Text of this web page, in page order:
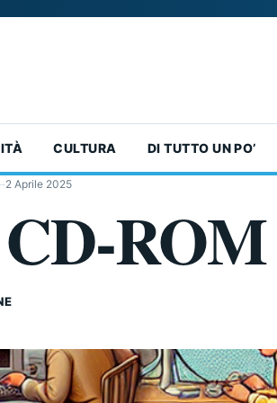
CULTURA DI TUTTO UN PO’
2 Aprile 2025